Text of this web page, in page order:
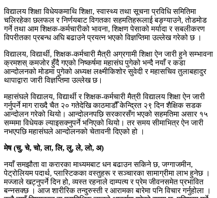
विद्यालय शिक्षा विधेयकमाथि शिक्षा, स्वास्थ्य तथा सूचना प्रविधि समितिमा
चलिरहेका छलफल र निर्णयबाट विगतका सहमतिहरूलाई बङ्ग्याउने, तोडमोड
गर्ने तथा आम शिक्षक-कर्मचारीको भावना, शिक्षण पेसाको मर्यादा र सबलीकरण
विपरीतका प्रबन्ध अघि बढाउने प्रयत्न भएको विज्ञप्तिमा उल्लेख गरेको छ ।
विद्यालय, विद्यार्थी, शिक्षक-कर्मचारी मैत्री अग्रगामी शिक्षा ऐन जारी हुने सम्भावना
क्रमशस् कमजोर हुँदै गएको निष्कर्षमा महासंघ पुगेको भन्दै नयाँ र कडा
आन्दोलनको मोडमा पुगेको अध्यक्ष लक्ष्मीकिशोर सुवेदी र महासचिव तुलाबहादुर
थापाद्वारा जारी विज्ञप्तिमा उल्लेख छ।
महासंघले विद्यालय, विद्यार्थी र शिक्षक-कर्मचारी मैत्री विद्यालय शिक्षा ऐन जारी
गर्नुपर्ने माग राख्दै चैत २० गतेदेखि काठमाडौँ केन्द्रित २९ दिन शैक्षिक सडक
आन्दोलन गरेको थियो। आन्दोलनपछि सरकारसँग भएको सहमतिमा असार १५
सम्ममा विधेयक ल्याइसक्नुपर्ने भनिएको थियो। तर समय सीमाभित्र ऐन जारी
नभएपछि महासंघले आन्दोलनको चेतावनी दिएको हो ।
मेष (चु, चे, चो, ला, लि, लु, ले, लो, अ)
नयाँ समझौता वा करारका माध्यमबाट धन बढाउन सकिने छ, जग्गाजमीन,
पेट्रोलियम पदार्थ, प्लास्टिकका वस्तुहरू र सञ्चारका सामाग्रीमा लाभ हुनेछ ।
मज्जाले खट्नुपर्ने दिन हो, व्यस्त रहनाले दाम्पत्य र प्रेम जीवनसमेत प्रभावित
बन्नसक्छ । आज शारीरिक तन्दुरुस्ती र आरामका बारेमा पनि विचार गर्नुहोला ।